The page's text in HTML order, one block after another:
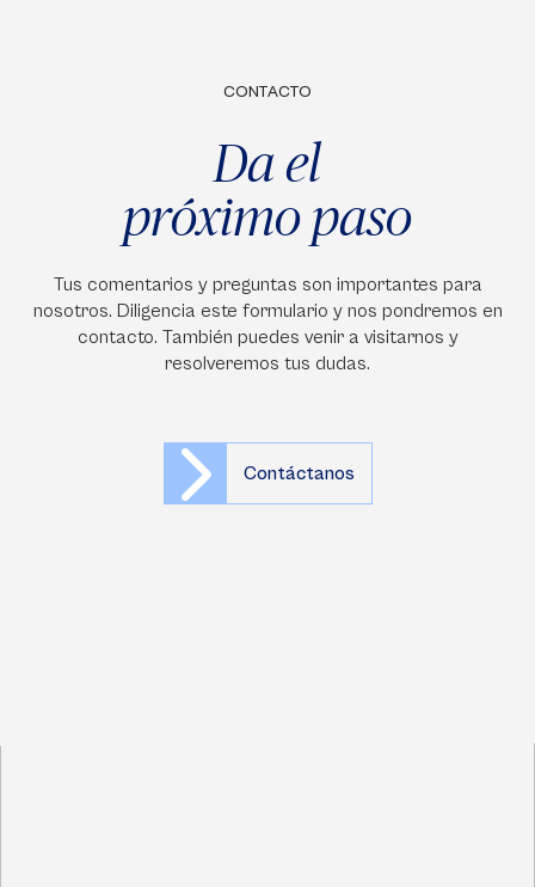
CONTACTO
Da el
próximo paso
Tus comentarios y preguntas son importantes para
nosotros. Diligencia este formulario y nos pondremos en
contacto. También puedes venir a visitarnos y
resolveremos tus dudas.
Contáctanos